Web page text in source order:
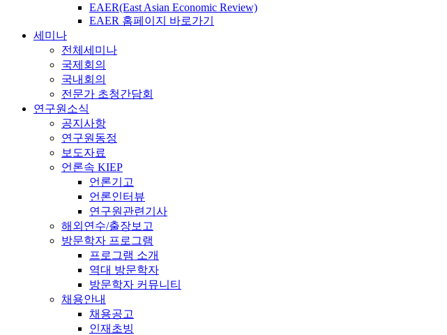
EAER(East Asian Economic Review)
EAER 홈페이지 바로가기
세미나
전체세미나
국제회의
국내회의
전문가 초청간담회
연구원소식
공지사항
연구원동정
보도자료
언론속 KIEP
언론기고
언론인터뷰
연구원관련기사
해외연수/출장보고
방문학자 프로그램
프로그램 소개
역대 방문학자
방문학자 커뮤니티
채용안내
채용공고
인재초빙